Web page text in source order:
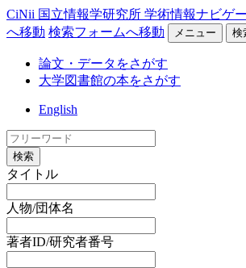
CiNii 国立情報学研究所 学術情報ナビゲ
へ移動 検索フォームへ移動 メニュー 検
論文・データをさがす
大学図書館の本をさがす
English
検索
タイトル
人物/団体名
著者ID/研究者番号